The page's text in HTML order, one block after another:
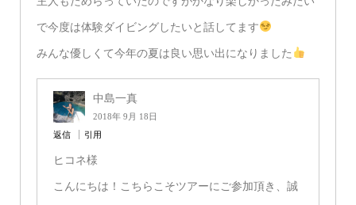
で今度は体験ダイビングしたいと話してます
みんな優しくて今年の夏は良い思い出になりました
中島一真
2018年 9月 18日
返信
引用
ヒコネ様
こんにちは！こちらこそツアーにご参加頂き、誠